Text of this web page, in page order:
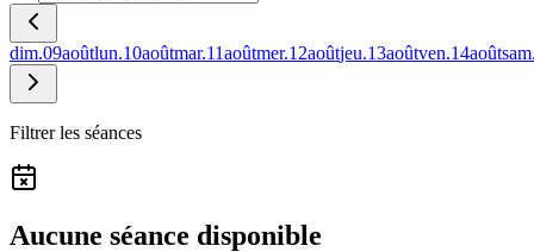
dim.09aoûtlun.10aoûtmar.11aoûtmer.12aoûtjeu.13aoûtven.14août
Filtrer les séances
Aucune séance disponible